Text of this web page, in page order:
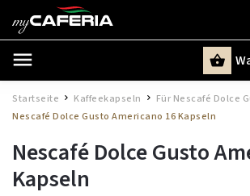
Startseite / Kaffeekapseln Für Nescafé Dolce
Nescafé Dolce Gusto Americano 16 Kapseln
Nescafé Dolce Gusto
Kapseln